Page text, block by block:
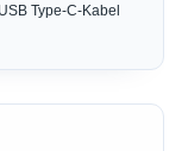
Type-C-Kabel